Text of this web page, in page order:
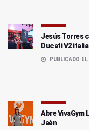
Jesús Torres
Ducati V2
PUBLICADO
Abre VivaGym
Jaén